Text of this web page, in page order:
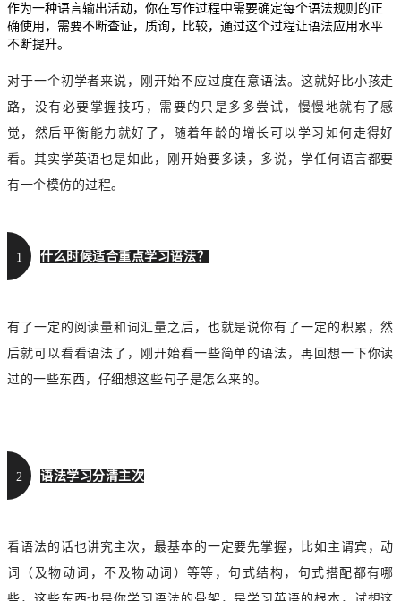
作为一种语言输出活动，你在写作过程中需要确定每个语法规则的正
确使用，需要不断查证，质询，比较，通过这个过程让语法应用水平
不断提升。
对于一个初学者来说，刚开始不应过度在意语法。这就好比小孩走
路，没有必要掌握技巧，需要的只是多多尝试，慢慢地就有了感
觉，然后平衡能力就好了，随着年龄的增长可以学习如何走得好
看。其实学英语也是如此，刚开始要多读，多说，学任何语言都要
有一个模仿的过程。
1 什么时候适合重点学习语法？
有了一定的阅读量和词汇量之后，也就是说你有了一定的积累，然
后就可以看看语法了，刚开始看一些简单的语法，再回想一下你读
过的一些东西，仔细想这些句子是怎么来的。
2 语法学习分清主次
看语法的话也讲究主次，最基本的一定要先掌握，比如主谓宾，动
词（及物动词，不及物动词）等等，句式结构，句式搭配都有哪